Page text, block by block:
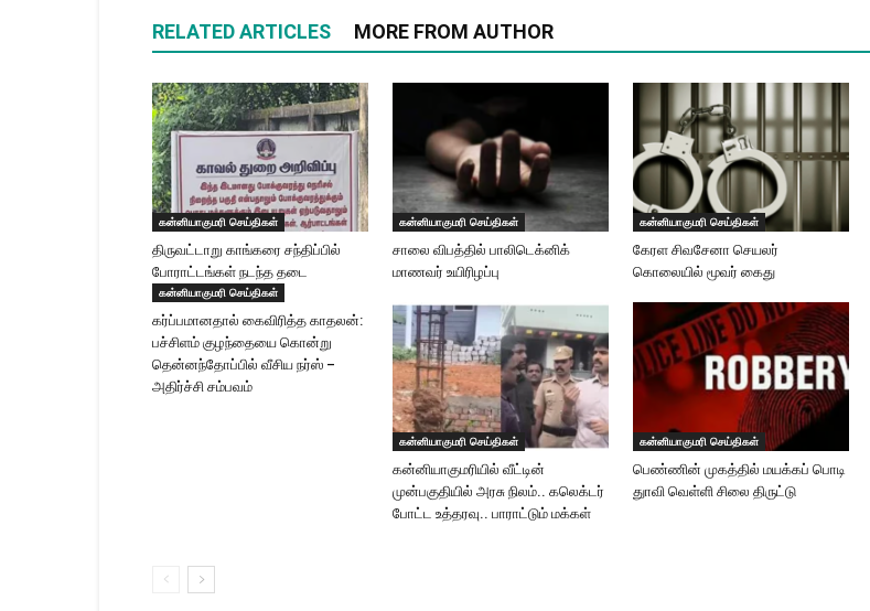
RELATED ARTICLES MORE FROM AUTHOR
கன்னியாகுமரி செய்திகள்
திருவட்டாறு காங்கரை சந்திப்பில்
போராட்டங்கள் நடந்த தடை
கன்னியாகுமரி செய்திகள்
சாலை விபத்தில் பாலிடெக்னிக்
மாணவர் உயிரிழப்பு
கன்னியாகுமரி செய்திகள்
கேரள சிவசேனா செயலர்
கொலையில் மூவர் கைது
கன்னியாகுமரி செய்திகள்
கர்ப்பமானதால் கைவிரித்த காதலன்:
பச்சிளம் குழந்தையை கொன்று
தென்னந்தோப்பில் வீசிய நர்ஸ் –
அதிர்ச்சி சம்பவம்
கன்னியாகுமரி செய்திகள்
கன்னியாகுமரியில் வீட்டின்
முன்பகுதியில் அரசு நிலம்.. கலெக்டர்
போட்ட உத்தரவு.. பாராட்டும் மக்கள்
கன்னியாகுமரி செய்திகள்
பெண்ணின் முகத்தில் மயக்கப் பொடி
துாவி வெள்ளி சிலை திருட்டு